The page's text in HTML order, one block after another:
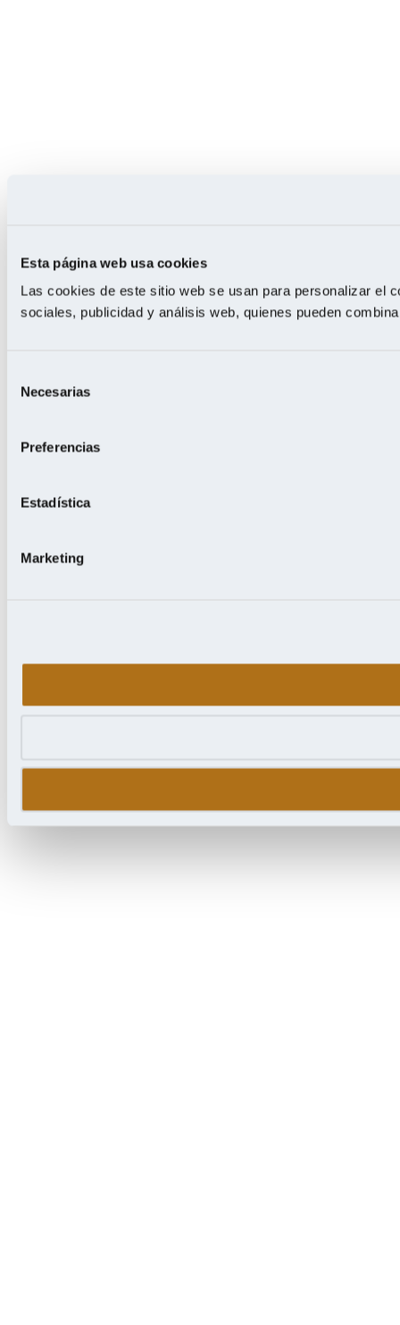
Esta página web usa cookies
Las cookies de este sitio web se usan para personalizar el
sociales, publicidad y análisis web, quienes pueden
Necesarias
Preferencias
Estadística
Marketing